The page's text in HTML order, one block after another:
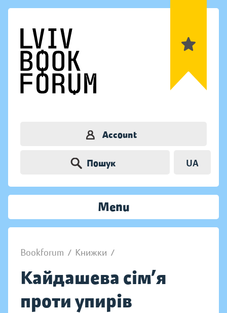
Account
Пошук UA
Menu
Bookforum / Книжки /
Кайдашева сім’я
проти упирів